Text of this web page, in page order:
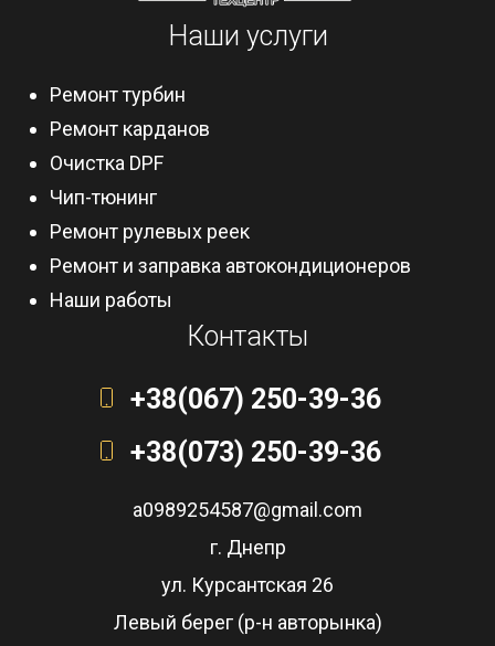
Наши услуги
Ремонт турбин
Ремонт карданов
Очистка DPF
Чип-тюнинг
Ремонт рулевых реек
Ремонт и заправка автокондиционеров
Наши работы
Контакты
+38(067) 250-39-36
+38(073) 250-39-36
a0989254587@gmail.com
г. Днепр
ул. Курсантская 26
Левый берег (р-н авторынка)